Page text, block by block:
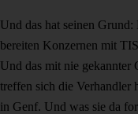
Und das hat seinen
bereiten Konzernen mit
Und das mit nie gekannter
treffen sich die Verhandler
in Genf. Und was sie da